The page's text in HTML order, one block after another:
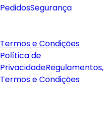
PedidosSegurança
Termos e Condições
Política de
PrivacidadeRegulamentos,
Termos e Condições